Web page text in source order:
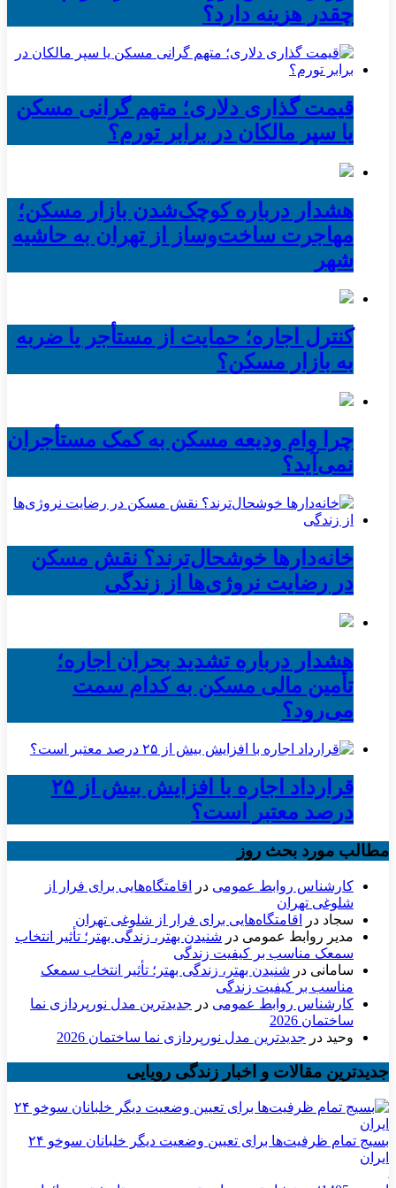
چقدر هزینه دارد؟
قیمت گذاری دلاری؛ متهم گرانی مسکن
یا سپر مالکان در برابر تورم؟
هشدار درباره کوچک‌شدن بازار مسکن؛
مهاجرت ساخت‌وساز از تهران به حاشیه‌
شهر
کنترل اجاره؛ حمایت از مستأجر یا ضربه
به بازار مسکن؟
چرا وام ودیعه مسکن به کمک مستأجران
نمی‌آید؟
خانه‌دارها خوشحال‌ترند؟ نقش مسکن
در رضایت نروژی‌ها از زندگی
هشدار درباره تشدید بحران اجاره؛
تأمین مالی مسکن به کدام سمت
می‌رود؟
قرارداد اجاره با افزایش بیش از ۲۵
درصد معتبر است؟
مطالب مورد بحث روز
کارشناس روابط عمومی در
اقامتگاه‌هایی برای فرار از
شلوغی تهران
سجاد در
اقامتگاه‌هایی برای فرار از شلوغی تهران
مدیر روابط عمومی در شنیدن بهتر، زندگی بهتر؛ تأثیر انتخاب
سمعک مناسب بر کیفیت زندگی
سامانی در شنیدن بهتر، زندگی بهتر؛ تأثیر انتخاب سمعک
مناسب بر کیفیت زندگی
کارشناس روابط عمومی در جدیدترین مدل نورپردازی نما
ساختمان 2026
وحید در جدیدترین مدل نورپردازی نما ساختمان 2026
جدیدترین مقالات و اخبار زندگی رویایی
بسیج تمام ظرفیت‌ها برای تعیین وضعیت دیگر خلبانان سوخو ۲۴
ایران